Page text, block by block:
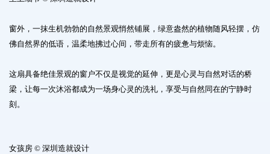
窗外，一抹生机勃勃的自然景观悄然铺展，绿意盎然的植物随风轻摆，仿
佛自然界的低语，温柔地拂过心间，带走所有的疲惫与烦恼。
这扇具备绝佳景观的窗户不仅是视觉的延伸，更是心灵与自然对话的桥
梁，让每一次沐浴都成为一场身心灵的洗礼，享受与自然同在的宁静时
刻。
女孩房 © 深圳造就设计